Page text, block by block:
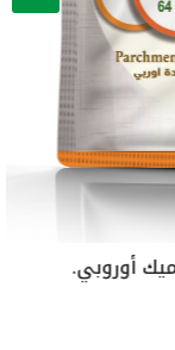
ورق زبدة دائري قطر 21.5